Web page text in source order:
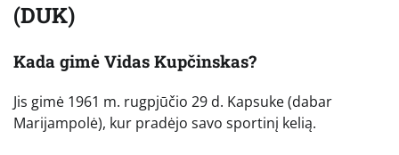
(DUK)
Kada gimė Vidas Kupčinskas?
Jis gimė 1961 m. rugpjūčio 29 d. Kapsuke (dabar
Marijampolė), kur pradėjo savo sportinį kelią.